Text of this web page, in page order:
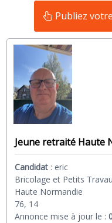
Publiez
Jeune retraité Haute
Candidat : eric
Bricolage et Petits
Haute Normandie
76, 14
Annonce mise à jour le :